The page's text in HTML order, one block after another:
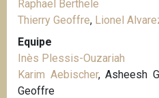
Raphael Berthele
Thierry Geoffre, Lionel
Equipe
Inès Plessis-Ouzariah
Karim Aebischer, Asheesh
Geoffre